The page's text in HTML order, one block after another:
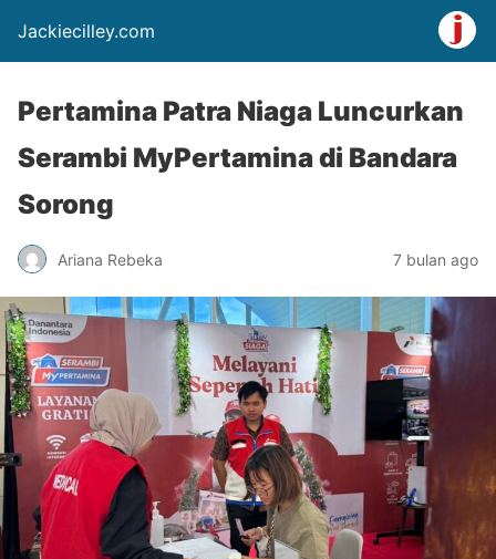
Jackiecilley.com
Pertamina Patra Niaga Luncurkan
Serambi MyPertamina di Bandara
Sorong
Ariana Rebeka 7 bulan ago